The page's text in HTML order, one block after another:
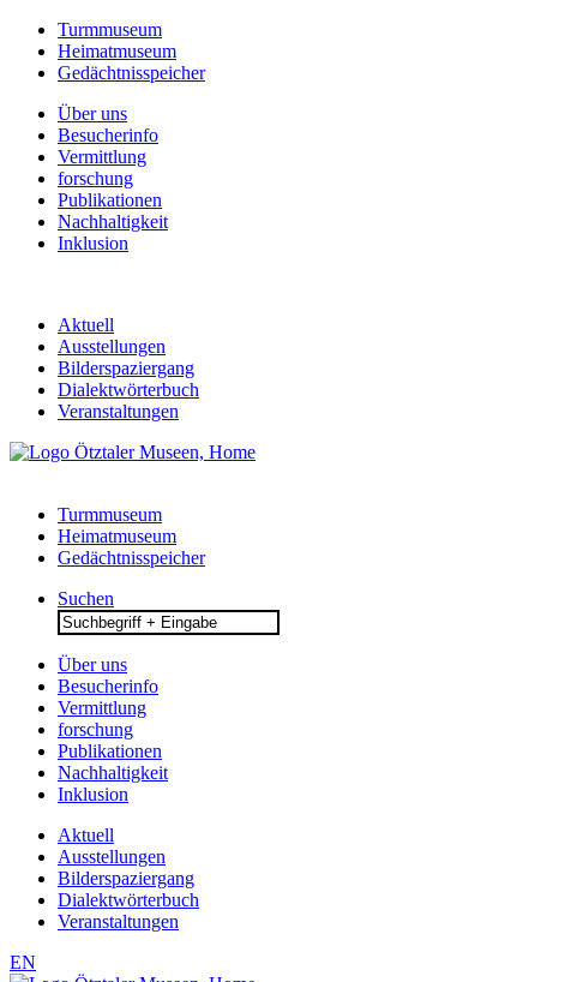
Turmmuseum
Heimatmuseum
Gedächtnisspeicher
Über uns
Besucherinfo
Vermittlung
forschung
Publikationen
Nachhaltigkeit
Inklusion
Aktuell
Ausstellungen
Bilderspaziergang
Dialektwörterbuch
Veranstaltungen
Turmmuseum
Heimatmuseum
Gedächtnisspeicher
Suchen
Search
for:
Über uns
Besucherinfo
Vermittlung
forschung
Publikationen
Nachhaltigkeit
Inklusion
Aktuell
Ausstellungen
Bilderspaziergang
Dialektwörterbuch
Veranstaltungen
EN